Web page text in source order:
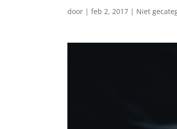
door |feb 2, 2017 | Niet